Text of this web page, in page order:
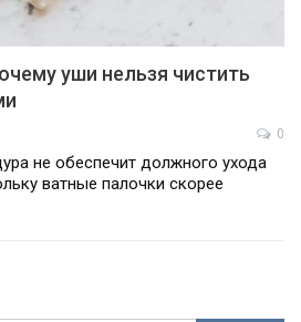
уши нельзя чистить
0
не обеспечит должного ухода
ватные палочки скорее